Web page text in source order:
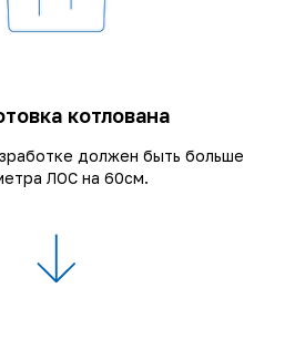
котлована
должен быть больше
ЛОС на 60см.